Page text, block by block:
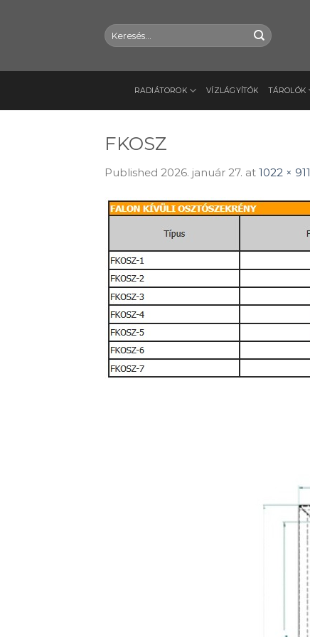
Keresés
a
RADIÁTOROK VÍZLÁGYÍTÓK TÁROLÓK
FKOSZ
Published 2026. január 27. at 1022 × 911